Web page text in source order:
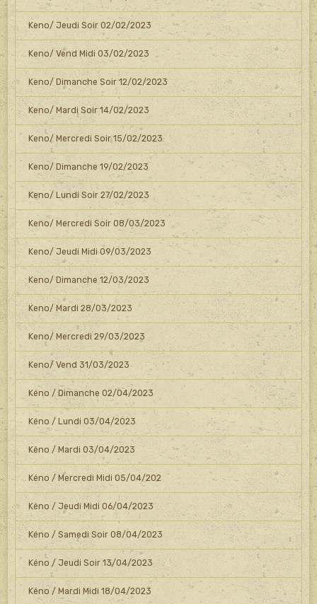
Keno/ Jeudi Soir 02/02/2023
Keno/ Vend Midi 03/02/2023
Keno/ Dimanche Soir 12/02/2023
Keno/ Mardi Soir 14/02/2023
Keno/ Mercredi Soir 15/02/2023
Keno/ Dimanche 19/02/2023
Keno/ Lundi Soir 27/02/2023
Keno/ Mercredi Soir 08/03/2023
Keno/ Jeudi Midi 09/03/2023
Keno/ Dimanche 12/03/2023
Keno/ Mardi 28/03/2023
Keno/ Mercredi 29/03/2023
Keno/ Vend 31/03/2023
Kéno / Dimanche 02/04/2023
Kéno / Lundi 03/04/2023
Kéno / Mardi 03/04/2023
Kéno / Mercredi Midi 05/04/202
Kéno / Jeudi Midi 06/04/2023
Kéno / Samedi Soir 08/04/2023
Kéno / Jeudi Soir 13/04/2023
Kéno / Mardi Midi 18/04/2023